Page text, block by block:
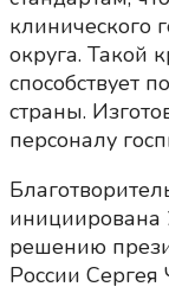
клинического
округа. Такой
способствует
страны.
персоналу
решению
России